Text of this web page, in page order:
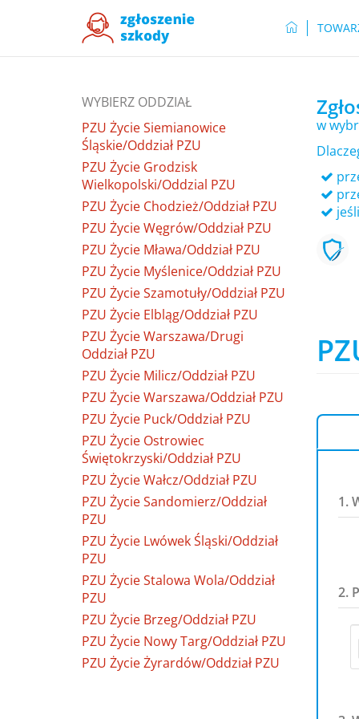
WYBIERZ ODDZIAŁ
PZU Życie Siemianowice
Śląskie/Oddział PZU
PZU Życie Grodzisk
Wielkopolski/Oddzial PZU
PZU Życie Chodzież/Oddział PZU
PZU Życie Węgrów/Oddział PZU
PZU Życie Mława/Oddział PZU
PZU Życie Myślenice/Oddział PZU
PZU Życie Szamotuły/Oddział PZU
PZU Życie Elbląg/Oddział PZU
PZU Życie Warszawa/Drugi
Oddział PZU
PZU Życie Milicz/Oddział PZU
PZU Życie Warszawa/Oddział PZU
PZU Życie Puck/Oddział PZU
PZU Życie Ostrowiec
Świętokrzyski/Oddział PZU
PZU Życie Wałcz/Oddział PZU
PZU Życie Sandomierz/Oddział
PZU
PZU Życie Lwówek Śląski/Oddział
PZU
PZU Życie Stalowa Wola/Oddział
PZU
PZU Życie Brzeg/Oddział PZU
PZU Życie Nowy Targ/Oddział PZU
PZU Życie Żyrardów/Oddział PZU
w
1.
2.